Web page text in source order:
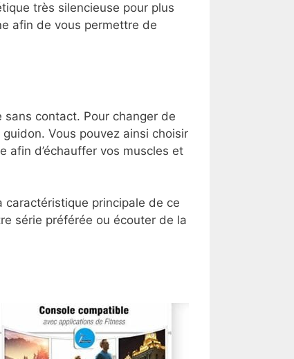
très silencieuse pour plus
afin de vous permettre de
contact. Pour changer de
Vous pouvez ainsi choisir
afin d’échauffer vos muscles et
caractéristique principale de ce
série préférée ou écouter de la